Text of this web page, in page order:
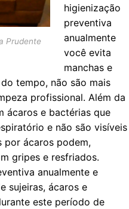
Prudente
higienização
preventiva
anualmente
você evita
manchas e
tempo, não são mais
profissional. Além da
ácaros e bactérias que
e não são visíveis
por ácaros podem,
gripes e resfriados.
anualmente e
sujeiras, ácaros e
este período de